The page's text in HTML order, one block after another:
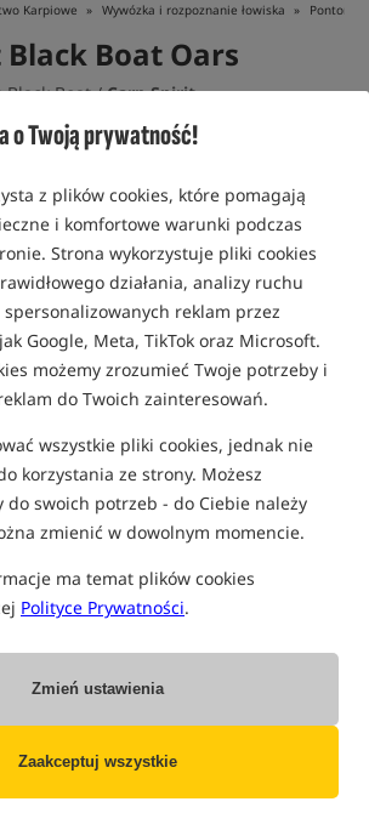
o Twoją prywatność!
z plików cookies, które pomagają
i komfortowe warunki podczas
Strona wykorzystuje pliki cookies
działania, analizy ruchu
reklam przez
Google, Meta, TikTok oraz Microsoft.
możemy zrozumieć Twoje potrzeby i
do Twoich zainteresowań.
wszystkie pliki cookies, jednak nie
korzystania ze strony. Możesz
do swoich potrzeb - do Ciebie należy
zmienić w dowolnym momencie.
ma temat plików cookies
Polityce Prywatności.
Zmień ustawienia
Zaakceptuj wszystkie
Karpiowe Wywózka i rozpoznanie łowiska Pontony
Boat Oars
Black Boat /Carp Spirit
0,0
"naszym magazynie"
Cena PLN Ilość